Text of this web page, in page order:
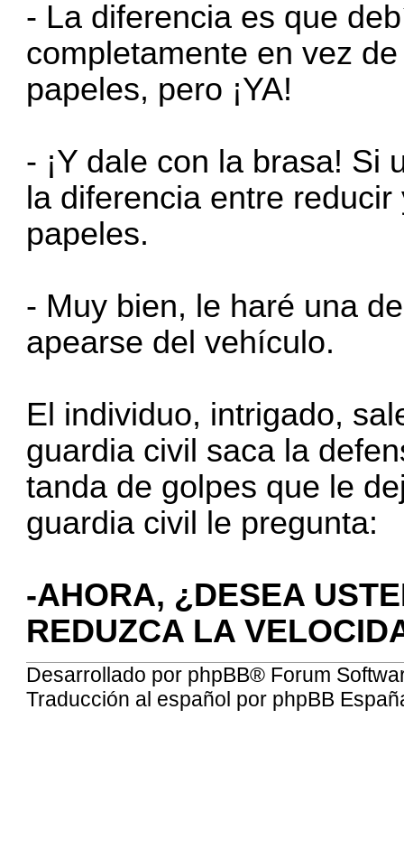
- La diferencia es que
completamente en vez
papeles, pero ¡YA!
- ¡Y dale con la brasa! Si
la diferencia entre
papeles.
- Muy bien, le haré una
apearse del vehículo.
El individuo, intrigado,
guardia civil saca la
tanda de golpes que le
guardia civil le pregunta:
-AHORA, ¿DESEA
REDUZCA LA
Desarrollado por phpBB® Forum
Traducción al español por phpBB